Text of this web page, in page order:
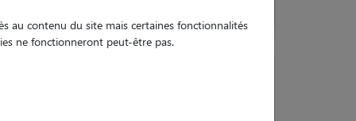
au contenu du site mais certaines fonctionnalités
ne fonctionneront peut-être pas.